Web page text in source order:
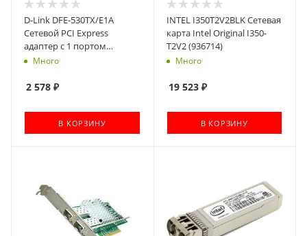
D-Link DFE-530TX/E1A
Сетевой PCI Express
адаптер с 1 портом
10/100Base-TX (OEM)
Много
2 578 ₽
В КОРЗИНУ
INTEL I350T2V2BLK Сетевая
карта Intel Original I350-
T2V2 (936714)
Много
19 523₽
В КОРЗИНУ